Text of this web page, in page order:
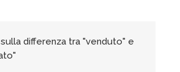
differenza tra "venduto" e